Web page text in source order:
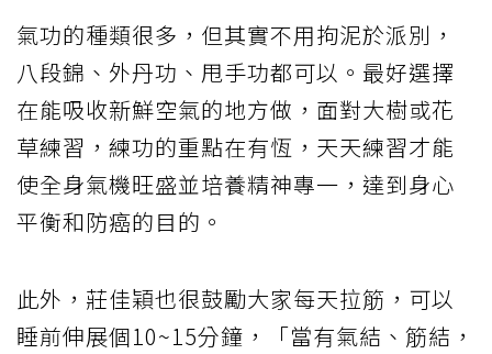
氣功的種類很多，但其實不用拘泥於派別，
八段錦、外丹功、甩手功都可以。最好選擇
在能吸收新鮮空氣的地方做，面對大樹或花
草練習，練功的重點在有恆，天天練習才能
使全身氣機旺盛並培養精神專一，達到身心
平衡和防癌的目的。
此外，莊佳穎也很鼓勵大家每天拉筋，可以
睡前伸展個10~15分鐘，「當有氣結、筋結，